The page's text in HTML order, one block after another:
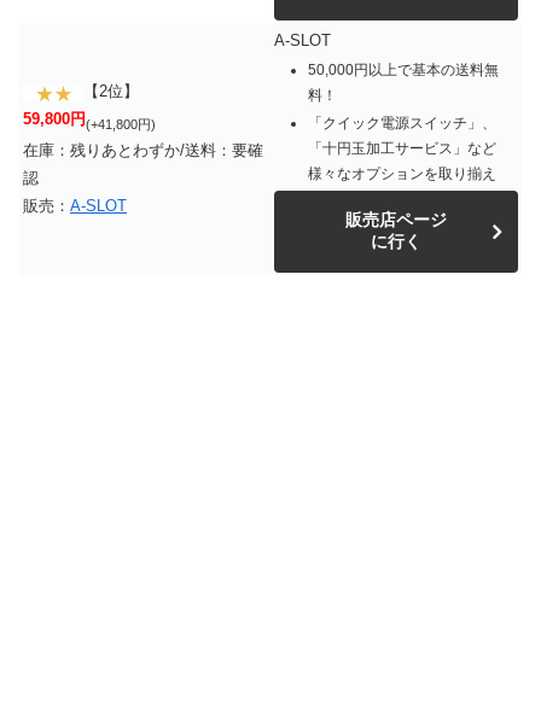
【2位】
59,800円(+41,800円)
在庫：残りあとわずか/送料：要確
認
販売： A-SLOT
A-SLOT
50,000円以上で基本の送料無
料！
「クイック電源スイッチ」、
「十円玉加工サービス」など
様々なオプションを取り揃え
販売店ページ
に行く